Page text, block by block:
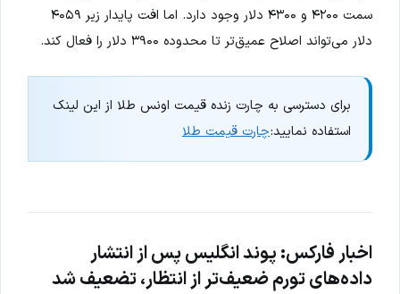
سمت ۴۲۰۰ و ۴۳۰۰ دلار وجود دارد. اما افت پایدار زیر ۴۰۵۹
دلار می‌تواند اصلاح عمیق‌تر تا محدوده ۳۹۰۰ دلار را فعال کند.
برای دسترسی به چارت زنده قیمت اونس طلا از این لینک
استفاده نمایید:چارت قیمت طلا
اخبار فارکس: پوند انگلیس پس از انتشار
داده‌های تورم ضعیف‌تر از انتظار، تضعیف شد